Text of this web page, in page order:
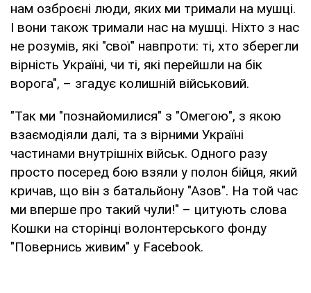
нам озброєні люди, яких ми тримали на мушці.
І вони також тримали нас на мушці. Ніхто з нас
не розумів, які "свої" навпроти: ті, хто зберегли
вірність Україні, чи ті, які перейшли на бік
ворога", – згадує колишній військовий.
"Так ми "познайомилися" з "Омегою", з якою
взаємодіяли далі, та з вірними Україні
частинами внутрішніх військ. Одного разу
просто посеред бою взяли у полон бійця, який
кричав, що він з батальйону "Азов". На той час
ми вперше про такий чули!" – цитують слова
Кошки на сторінці волонтерського фонду
"Повернись живим" у Facebook.